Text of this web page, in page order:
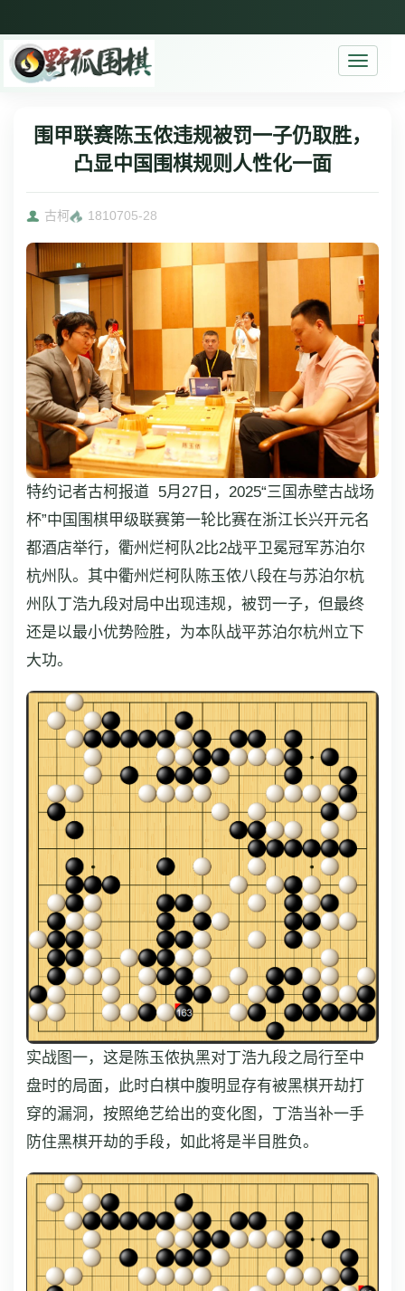
Toggle
围甲联赛陈玉侬违规被罚一子仍取胜，
凸显中国围棋规则人性化一面
古柯 1810705-28
特约记者古柯报道 5月27日，2025“三国赤壁古战场
杯”中国围棋甲级联赛第一轮比赛在浙江长兴开元名
都酒店举行，衢州烂柯队2比2战平卫冕冠军苏泊尔
杭州队。其中衢州烂柯队陈玉侬八段在与苏泊尔杭
州队丁浩九段对局中出现违规，被罚一子，但最终
还是以最小优势险胜，为本队战平苏泊尔杭州立下
大功。
实战图一，这是陈玉侬执黑对丁浩九段之局行至中
盘时的局面，此时白棋中腹明显存有被黑棋开劫打
穿的漏洞，按照绝艺给出的变化图，丁浩当补一手
防住黑棋开劫的手段，如此将是半目胜负。